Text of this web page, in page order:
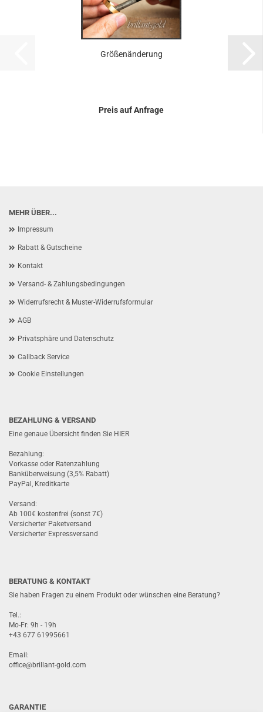
Größenänderung
Preis auf Anfrage
MEHR ÜBER...
Impressum
Rabatt & Gutscheine
Kontakt
Versand- & Zahlungsbedingungen
Widerrufsrecht & Muster-Widerrufsformular
AGB
Privatsphäre und Datenschutz
Callback Service
Cookie Einstellungen
BEZAHLUNG & VERSAND
Eine genaue Übersicht finden Sie HIER
Bezahlung:
Vorkasse oder Ratenzahlung
Banküberweisung (3,5% Rabatt)
PayPal, Kreditkarte
Versand:
Ab 100€ kostenfrei (sonst 7€)
Versicherter Paketversand
Versicherter Expressversand
BERATUNG & KONTAKT
Sie haben Fragen zu einem Produkt oder wünschen eine Beratung?
Tel.:
Mo-Fr: 9h - 19h
+43 677 61995661
Email:
office@brillant-gold.com
GARANTIE